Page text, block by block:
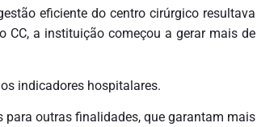
eficiente do centro cirúrgico resultava
a instituição começou a gerar mais de
indicadores hospitalares.
para outras finalidades, que garantam mais